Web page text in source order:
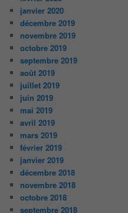
janvier 2020
décembre 2019
novembre 2019
octobre 2019
septembre 2019
août 2019
juillet 2019
juin 2019
mai 2019
avril 2019
mars 2019
février 2019
janvier 2019
décembre 2018
novembre 2018
octobre 2018
septembre 2018